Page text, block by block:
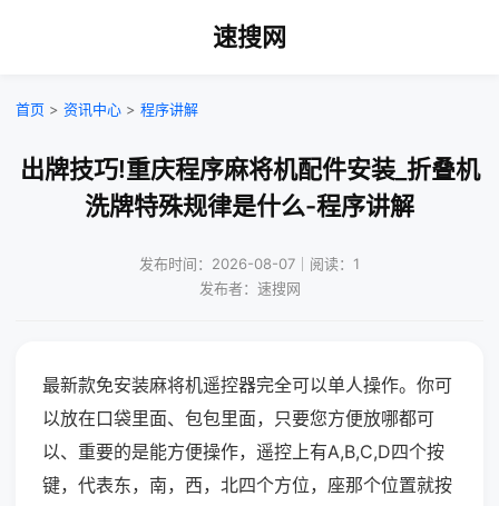
速搜网
首页 > 资讯中心 > 程序讲解
出牌技巧!重庆程序麻将机配件安装_折叠机
洗牌特殊规律是什么-程序讲解
发布时间：2026-08-07｜阅读：1
发布者：速搜网
最新款免安装麻将机遥控器完全可以单人操作。你可
以放在口袋里面、包包里面，只要您方便放哪都可
以、重要的是能方便操作，遥控上有A,B,C,D四个按
键，代表东，南，西，北四个方位，座那个位置就按